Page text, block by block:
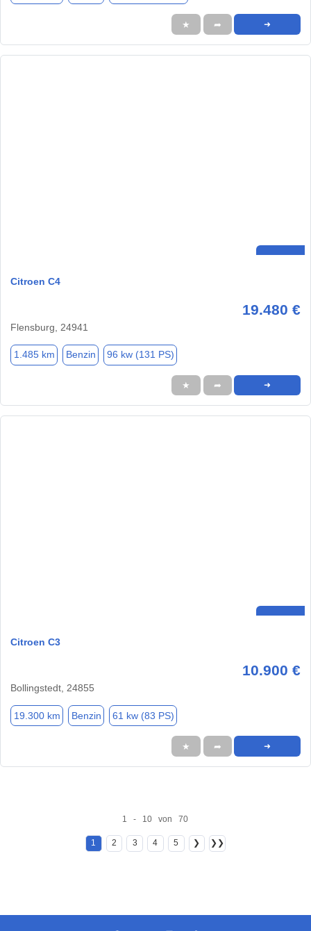
★ ➦ ➜
Citroen C4
19.480 €
Flensburg, 24941
1.485 km Benzin 96 kw (131 PS)
★ ➦ ➜
Citroen C3
10.900 €
Bollingstedt, 24855
19.300 km Benzin 61 kw (83 PS)
★ ➦ ➜
1 - 10 von 70
1 2 3 4 5 ❯ ❯❯